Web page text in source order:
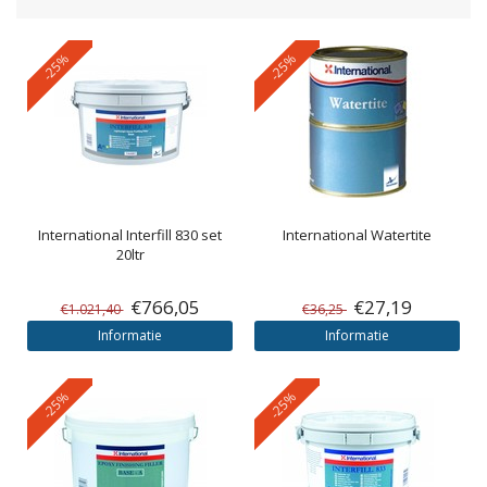
-25%
International Interfill 830 set
20ltr
€1.021,40 €766,05
Informatie
-25%
International Watertite
€36,25 €27,19
Informatie
-25% -25%